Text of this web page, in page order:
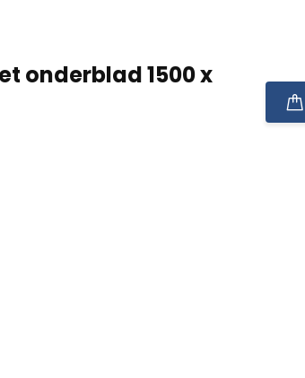
onderblad 1500 x